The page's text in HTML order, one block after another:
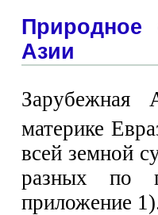
Природное
Азии
Зарубежная
материке
всей земной
разных по
приложение